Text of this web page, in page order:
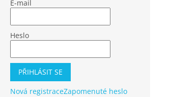
E-mail
Heslo
PŘIHLÁSIT SE
Nová registraceZapomenuté heslo